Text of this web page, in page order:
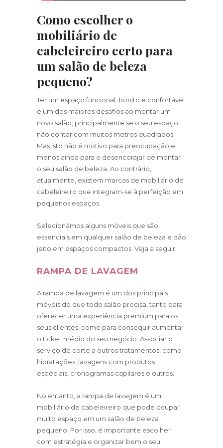
Como escolher o
mobiliário de
cabeleireiro certo para
um salão de beleza
pequeno?
Ter um espaço funcional, bonito e confortável
é um dos maiores desafios ao montar um
novo salão, principalmente se o seu espaço
não contar com muitos metros quadrados.
Mas isto não é motivo para preocupação e
menos ainda para o desencorajar de montar
o seu salão de beleza. Ao contrário,
atualmente, existem marcas de mobiliário de
cabeleireiro que integram-se à perfeição em
pequenos espaços.
Selecionámos alguns móveis que são
essenciais em qualquer salão de beleza e dão
jeito em espaços compactos. Veja a seguir.
RAMPA DE LAVAGEM
A rampa de lavagem é um dos principais
móveis de que todo salão precisa, tanto para
oferecer uma experiência premium para os
seus clientes, como para conseguir aumentar
o ticket médio do seu negócio. Associar o
serviço de corte a outros tratamentos, como
hidratações, lavagens com produtos
especiais, cronogramas capilares e outros.
No entanto, a rampa de lavagem é um
mobiliário de cabeleireiro que pode ocupar
muito espaço em um salão de beleza
pequeno. Por isso, é importante escolher
com estratégia e organizar bem o seu